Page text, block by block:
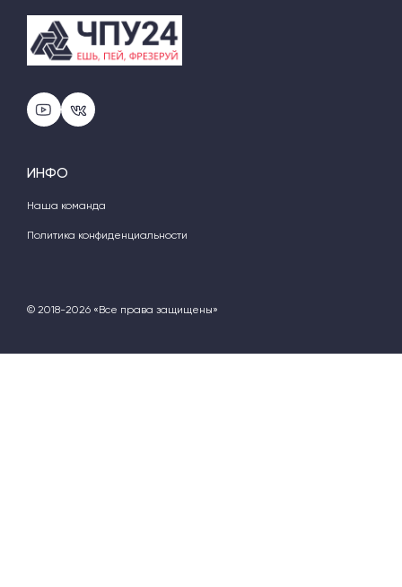
ИНФО
Наша команда
Политика конфиденциальности
© 2018-2026 «Все права защищены»